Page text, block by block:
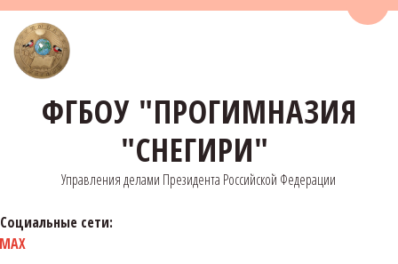
ФГБОУ "ПРОГИМНАЗИЯ
"СНЕГИРИ"
Управления делами Президента Российской Федерации
Социальные сети:
MAX